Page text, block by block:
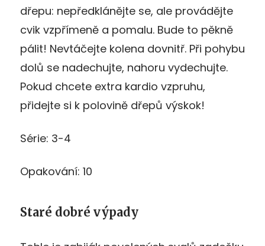
dřepu: nepředklánějte se, ale provádějte
cvik vzpřímeně a pomalu. Bude to pěkně
pálit! Nevtáčejte kolena dovnitř. Při pohybu
dolů se nadechujte, nahoru vydechujte.
Pokud chcete extra kardio vzpruhu,
přidejte si k polovině dřepů výskok!
Série: 3-4
Opakování: 10
Staré dobré výpady